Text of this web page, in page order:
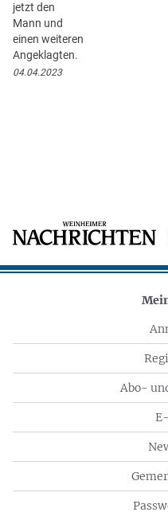
jetzt den
Mann und
einen weiteren
Angeklagten.
04.04.2023
Abo-